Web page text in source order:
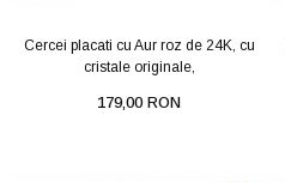
Cercei placati cu Aur roz de 24K, cu
cristale originale,
179,00 RON